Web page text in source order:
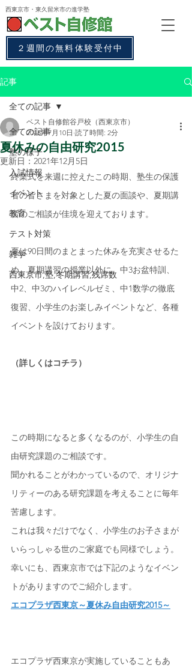
西東京市・東久留米市の進学塾
２週間の無料体験受付中
記事
全ての記事
塾の様子
入試情報
イベント
教育
テスト対策
雑学
西東京市,塾,冬期講習,残席数
全ての記事
夏休みの自由研究2015
ベスト自修館谷戸校（西東京市）
2015年7月10日 読了時間: 2分
更新日： 2021年12月5日
終業式を来週に控えたこの時期、塾生の保護
者の皆さまを対象とした夏の面談や、夏期講
習のご相談が佳境を迎えております。
夏は90日間のまとまった休みを充実させるた
め、夏期講習の授業以外に、中3お盆特訓、
中2、中3のハイレベルゼミ、中1数学の徹底
復習、小学生のお楽しみイベントなど、各種
イベントを設けております。
（詳しくはコチラ）
この時期になると多くなるのが、小学生の自
由研究課題のご相談です。
聞かれることがわかっているので、オリジナ
リティーのある研究課題を考えることに毎年
苦慮します。
これは我々だけでなく、小学生のお子さまが
いらっしゃる世のご家庭でも同様でしょう。
幸いにも、西東京市では下記のようなイベン
トがありますのでご紹介します。
エコプラザ西東京～夏休み自由研究2015～
エコプラザ西東京が実施していることもあ